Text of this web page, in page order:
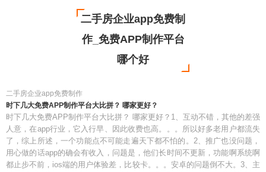
二手房企业app免费制
作_免费APP制作平台
哪个好
二手房企业app免费制作
时下几大免费APP制作平台大比拼？ 哪家更好？
时下几大免费APP制作平台大比拼？ 哪家更好？1、互动不错，其他的差强
人意，在app行业，它入行早、因此收费也高。。。所以好多老用户都流失
了，综上所述，一个功能点不可能走遍天下都不怕的。2、推广也没问题，
用心做的话app的确会有收入，问题是，他们长时间不更新，功能啊系统啊
都止步不前，ios端的用户体验差，比较卡。。。安卓的问题倒不大。3、主